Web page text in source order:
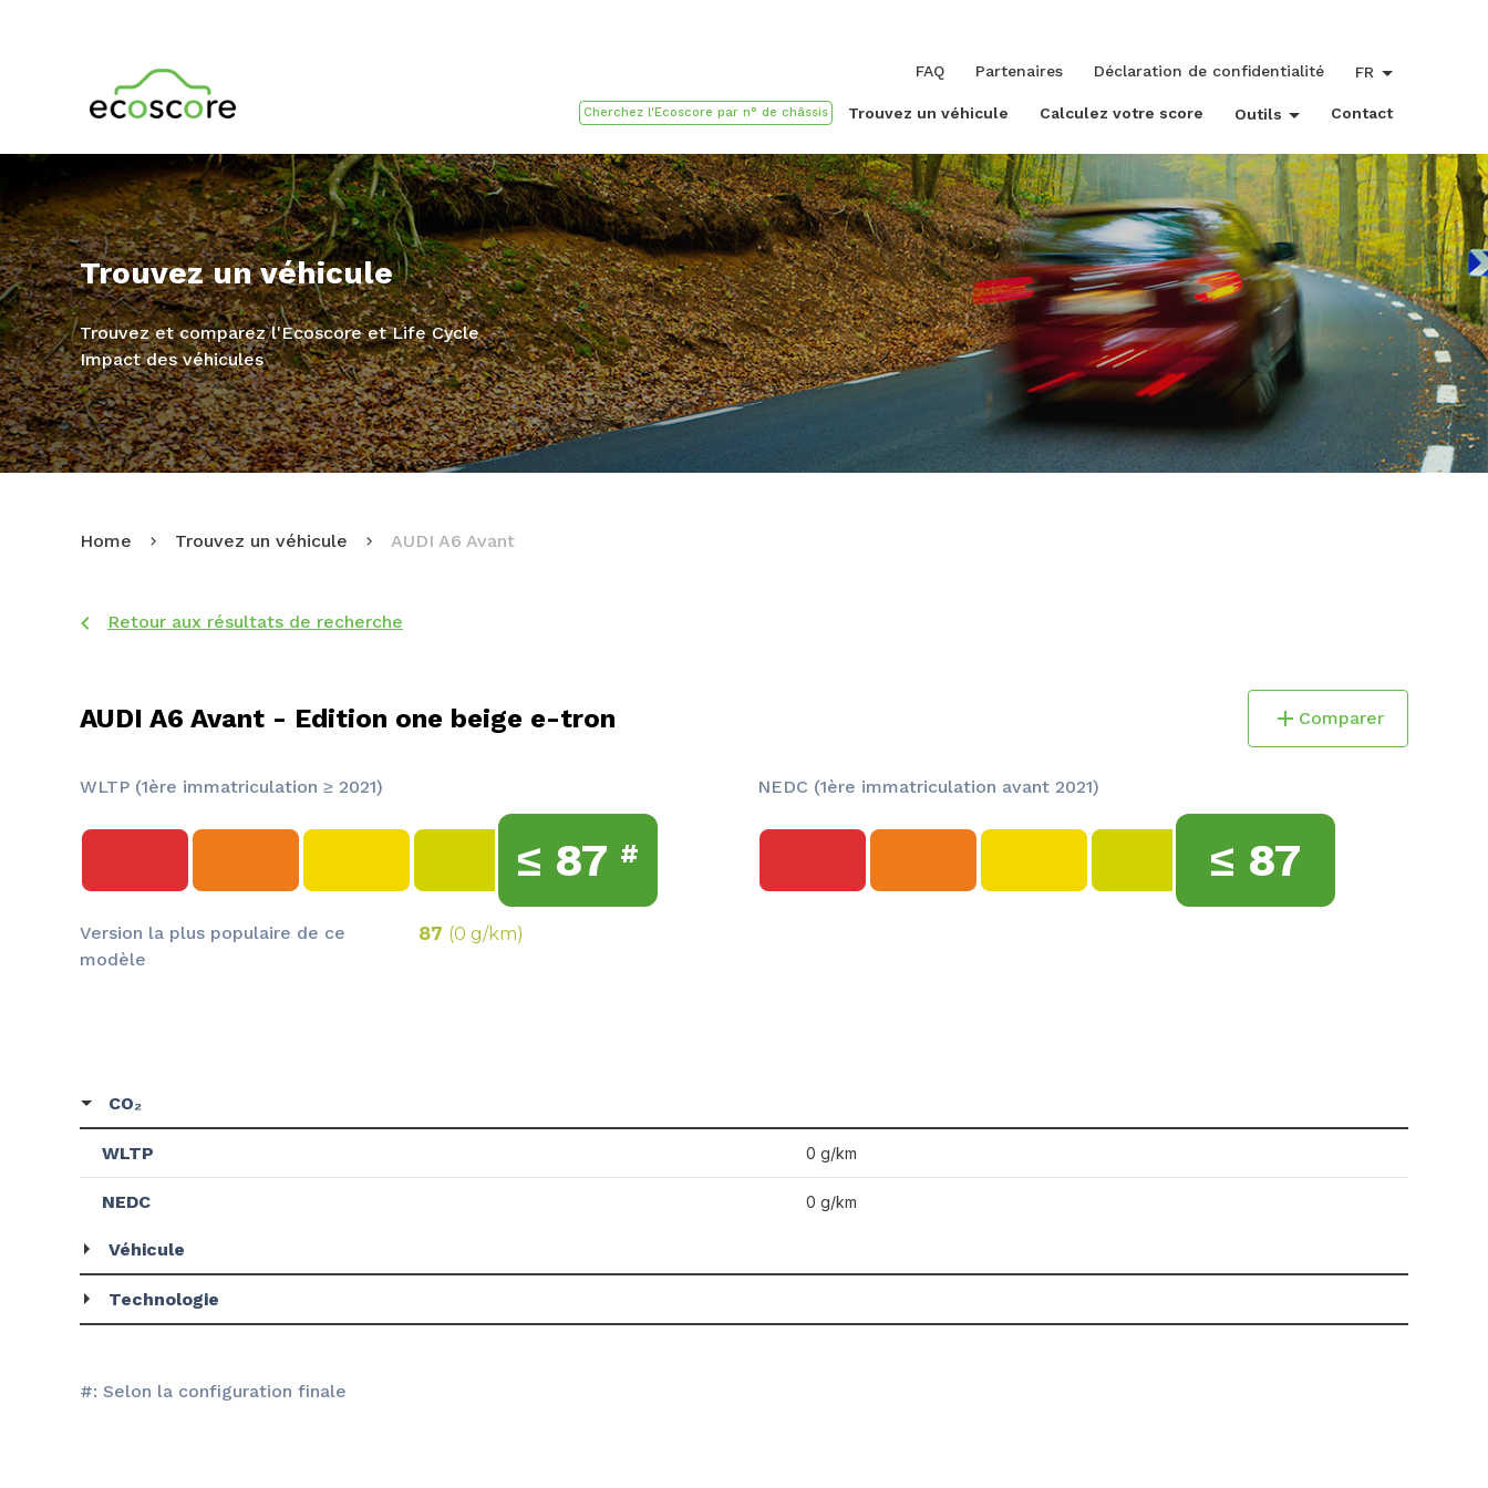
Trouvez un véhicule Calculez votre score Outils Contact
FAQ Partenaires Déclaration de confidentialité FR
Trouvez un véhicule
Trouvez et comparez l'Ecoscore et Life Cycle
Impact des véhicules
Home Trouvez un véhicule AUDI A6 Avant
Retour aux résultats de recherche
AUDI A6 Avant - Edition one beige e-tron Comparer
WLTP (1ère immatriculation ≥ 2021)
≤ 87 #
Version la plus populaire de ce
modèle
87 (0 g/km)
NEDC (1ère immatriculation avant 2021)
≤ 87
CO₂
WLTP 0 g/km
NEDC 0 g/km
Véhicule
Technologie
#: Selon la configuration finale